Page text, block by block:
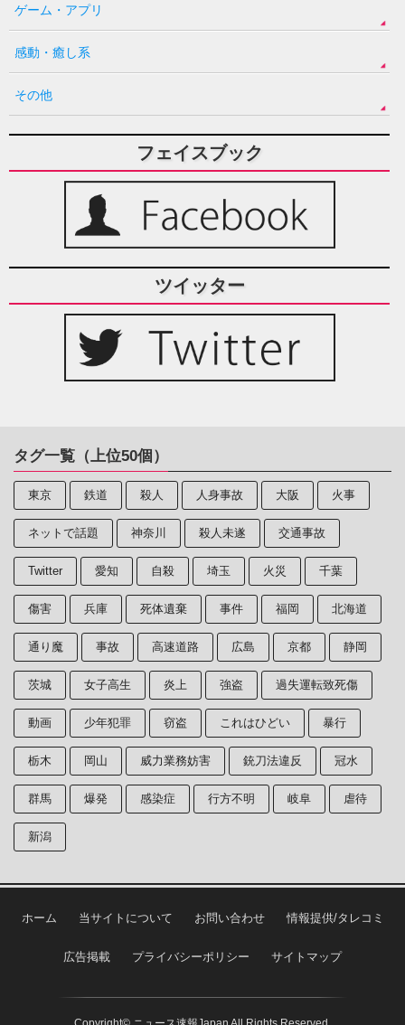
ゲーム・アプリ
感動・癒し系
その他
フェイスブック
ツイッター
タグ一覧（上位50個）
東京 鉄道 殺人 人身事故 大阪 火事
ネットで話題 神奈川 殺人未遂 交通事故
Twitter 愛知 自殺 埼玉 火災 千葉
傷害 兵庫 死体遺棄 事件 福岡 北海道
通り魔 事故 高速道路 広島 京都 静岡
茨城 女子高生 炎上 強盗 過失運転致死傷
動画 少年犯罪 窃盗 これはひどい 暴行
栃木 岡山 威力業務妨害 銃刀法違反 冠水
群馬 爆発 感染症 行方不明 岐阜 虐待
新潟
ホーム 当サイトについて お問い合わせ 情報提供/タレコミ
広告掲載 プライバシーポリシー サイトマップ